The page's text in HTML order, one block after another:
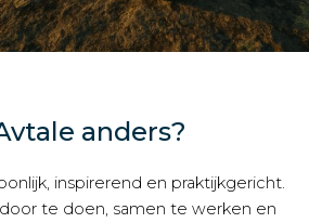
anders?
inspirerend en praktijkgericht.
te doen, samen te werken en